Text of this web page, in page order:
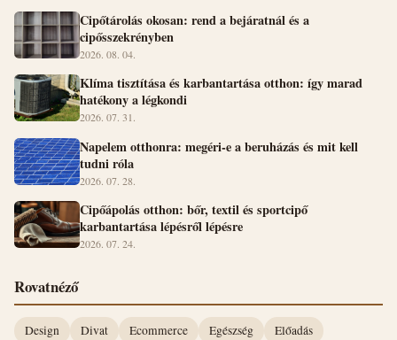
Cipőtárolás okosan: rend a bejáratnál és a
cipősszekrényben
2026. 08. 04.
Klíma tisztítása és karbantartása otthon: így marad
hatékony a légkondi
2026. 07. 31.
Napelem otthonra: megéri-e a beruházás és mit kell
tudni róla
2026. 07. 28.
Cipőápolás otthon: bőr, textil és sportcipő
karbantartása lépésről lépésre
2026. 07. 24.
Rovatnéző
Design Divat Ecommerce Egészség Előadás